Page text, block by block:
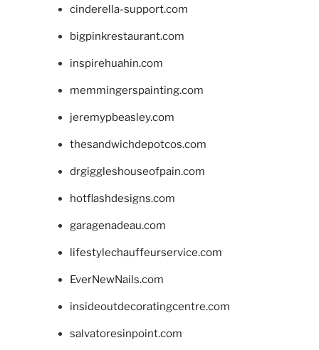
cinderella-support.com
bigpinkrestaurant.com
inspirehuahin.com
memmingerspainting.com
jeremypbeasley.com
thesandwichdepotcos.com
drgiggleshouseofpain.com
hotflashdesigns.com
garagenadeau.com
lifestylechauffeurservice.com
EverNewNails.com
insideoutdecoratingcentre.com
salvatoresinpoint.com